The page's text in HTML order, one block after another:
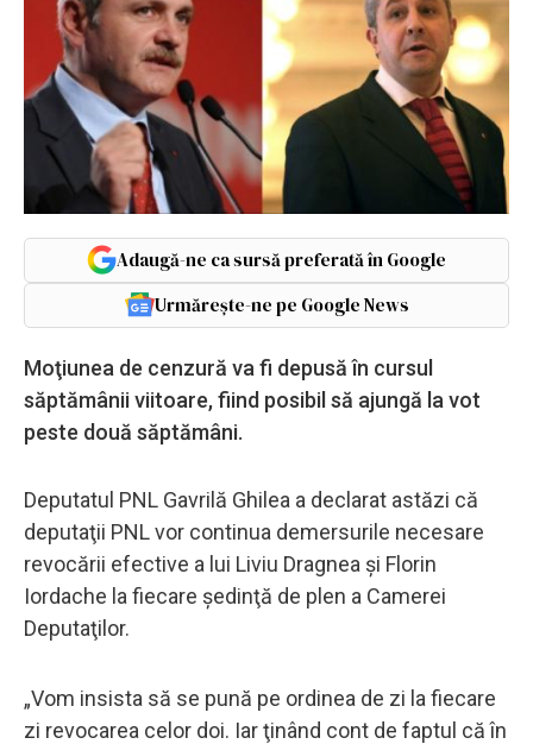
Adaugă-ne ca sursă preferată în Google
Urmărește-ne pe Google News
Moţiunea de cenzură va fi depusă în cursul
săptămânii viitoare, fiind posibil să ajungă la vot
peste două săptămâni.
Deputatul PNL Gavrilă Ghilea a declarat astăzi că
deputaţii PNL vor continua demersurile necesare
revocării efective a lui Liviu Dragnea şi Florin
Iordache la fiecare şedinţă de plen a Camerei
Deputaţilor.
„Vom insista să se pună pe ordinea de zi la fiecare
zi revocarea celor doi. Iar ţinând cont de faptul că în